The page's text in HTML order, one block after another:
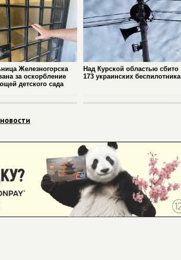
Железногорска
за оскорбление
детского сада
Над Курской областью сбито
173 украинских беспилотника